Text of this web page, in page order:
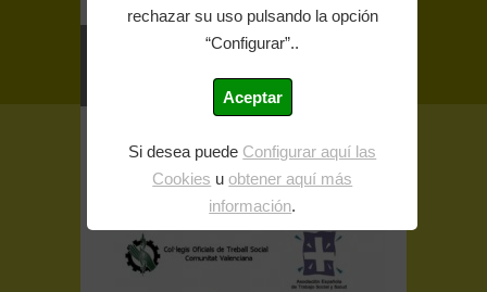
rechazar su uso pulsando la opción
“Configurar”..
Aceptar
Si desea puede Configurar aquí las
Cookies uobtener aquí más
información.
Posicionamiento de los Colegios de trabajo
Social de la Comunidad Valenciana, Asociación